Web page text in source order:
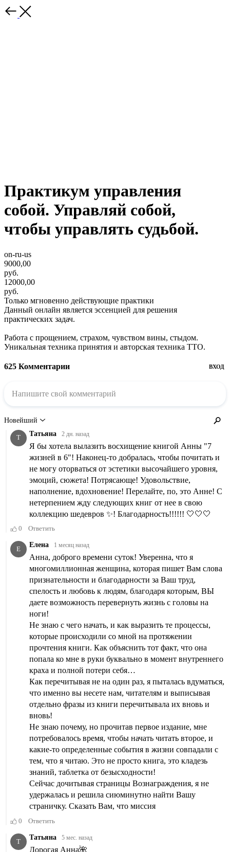
Практикум управления
собой. Управляй собой,
чтобы управлять судьбой.
on-ru-us
9000,00
руб.
12000,00
руб.
Только мгновенно действующие практики
Данный онлайн является эссенцией для решения
практических задач.
Работа с прощением, страхом, чувством вины, стыдом.
Уникальная техника принятия и авторская техника ТТО.